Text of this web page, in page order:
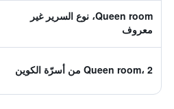
Queen room، نوع السرير غير
معروف
Queen room، 2 من أسرّة الكوين